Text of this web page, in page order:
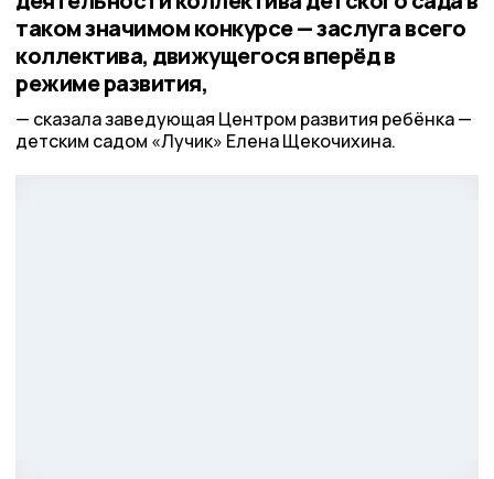
таком значимом конкурсе — заслуга всего
коллектива, движущегося вперёд в
режиме развития,
cказала заведующая Центром развития ребёнка —
детским садом «Лучик» Елена Щекочихина.